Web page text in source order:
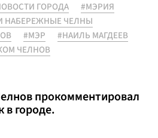
ГОРОДА
#МЭРИЯ
НАБЕРЕЖНЫЕ ЧЕЛНЫ
#МЭР
#НАИЛЬ МАГДЕЕВ
ЧЕЛНОВ
прокомментировал
в городе.